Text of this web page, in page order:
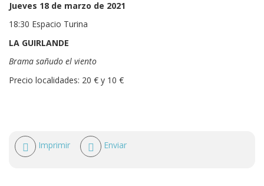
Jueves 18 de marzo de 2021
18:30 Espacio Turina
LA GUIRLANDE
Brama sañudo el viento
Precio localidades: 20 € y 10 €
Acciones
Imprimir Enviar